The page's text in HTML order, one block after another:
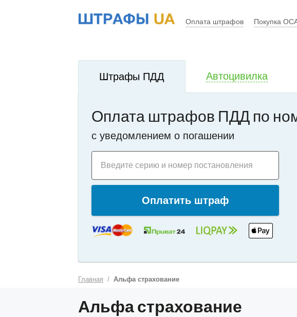
Оплата штрафов Покупка
Штрафы ПДД Автоцивилка
Оплата штрафов ПДД по
c уведомлением о погашении
Введите серию и номер постановления
Оплатить штраф
Главная Альфа страхование
Альфа страхование